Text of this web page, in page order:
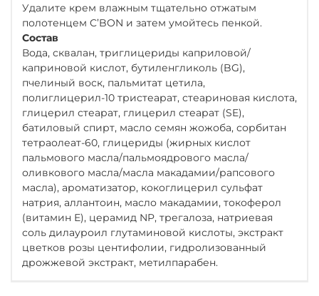
Удалите крем влажным тщательно отжатым
полотенцем C’BON и затем умойтесь пенкой.
Состав
Вода, сквалан, триглицериды каприловой/
каприновой кислот, бутиленгликоль (BG),
пчелиный воск, пальмитат цетила,
полиглицерил-10 тристеарат, стеариновая кислота,
глицерил стеарат, глицерил стеарат (SE),
батиловый спирт, масло семян жожоба, сорбитан
тетраолеат-60, глицериды (жирных кислот
пальмового масла/пальмоядрового масла/
оливкового масла/масла макадамии/рапсового
масла), ароматизатор, кокоглицерил сульфат
натрия, аллантоин, масло макадамии, токоферол
(витамин Е), церамид NP, трегалоза, натриевая
соль дилауроил глутаминовой кислоты, экстракт
цветков розы центифолии, гидролизованный
дрожжевой экстракт, метилпарабен.